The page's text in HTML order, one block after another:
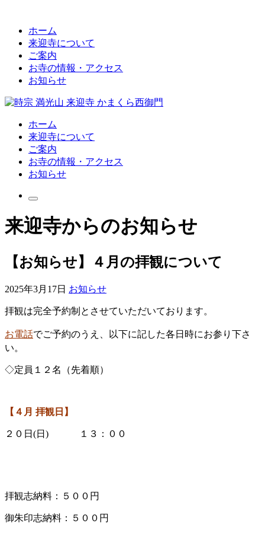
ホーム
来迎寺について
ご案内
お寺の情報・アクセス
お知らせ
ホーム
来迎寺について
ご案内
お寺の情報・アクセス
お知らせ
来迎寺からのお知らせ
【お知らせ】４月の拝観について
2025年3月17日 お知らせ
拝観は完全予約制とさせていただいております。
お電話でご予約のうえ、以下に記した各日時にお参り下さ
い。
◇定員１２名（先着順）
【４ 月 拝観日】
２０日(日) １３：００
拝観志納料：５００円
御朱印志納料：５００円